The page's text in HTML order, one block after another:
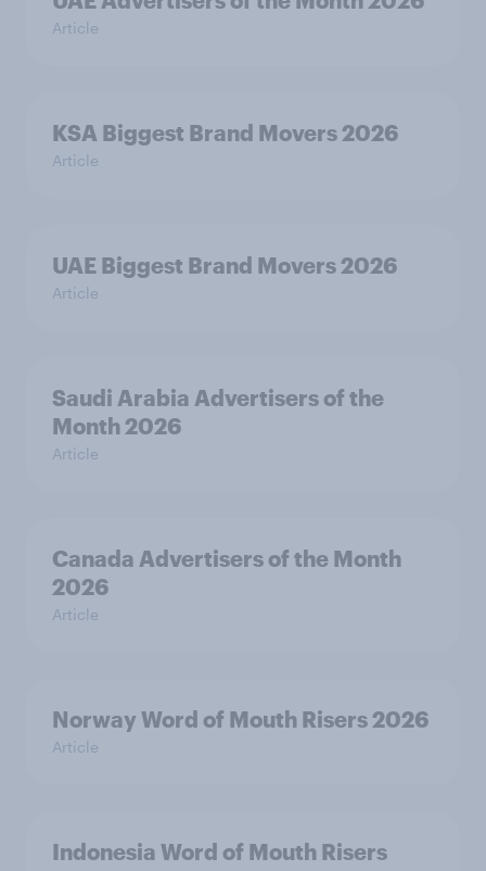
Article
KSA Biggest Brand Movers 2026
Article
UAE Biggest Brand Movers 2026
Article
Saudi Arabia Advertisers of the
Month 2026
Article
Canada Advertisers of the Month
2026
Article
Norway Word of Mouth Risers 2026
Article
Indonesia Word of Mouth Risers